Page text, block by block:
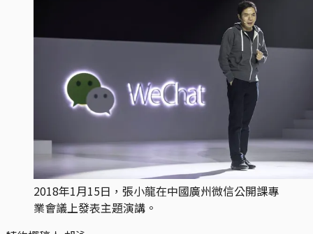
2018年1月15日，張小龍在中國廣州微信公開課專
業會議上發表主題演講。